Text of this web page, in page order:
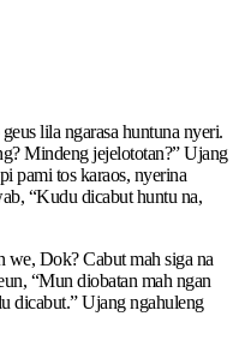
lila ngarasa huntuna nyeri.
Mindeng jejelototan?” Ujang
pami tos karaos, nyerina
“Kudu dicabut huntu na,
Dok? Cabut mah siga na
“Mun diobatan mah ngan
dicabut.” Ujang ngahuleng